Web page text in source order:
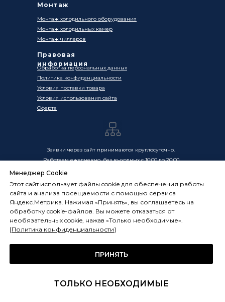
Цены, указанные на сайте, носят информационный
характер и не являются публичной офертой в смысле
ст. 437 ГК РФ. Окончательная стоимость товаров и услуг
определяется индивидуально и фиксируется в
Спецификации. Условия оказания услуг определяются
публичной офертой, размещённой по адресу:
Заявки через сайт принимаются круглосуточно.
Работаем ежедневно, без выходных с 10:00 до 20:00
Обработка персональных данных
Политика конфиденциальности
Условия поставки товара
Оферта
Условия использования сайта
Монтаж
Правовая
информация
Монтаж холодильного оборудования
Монтаж чиллеров
Монтаж холодильных камер
Менеджер Cookie
Этот сайт использует файлы cookie для обеспечения работы
сайта и анализа посещаемости с помощью сервиса
Яндекс.Метрика. Нажимая «Принять», вы соглашаетесь на
обработку cookie-файлов. Вы можете отказаться от
необязательных cookie, нажав «Только необходимые».
[Политика конфиденциальности]
ПРИНЯТЬ
ТОЛЬКО НЕОБХОДИМЫЕ